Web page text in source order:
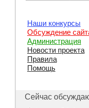
Наши конкурсы
Обсуждение
Администрация
Новости проекта
Правила
Помощь
Сейчас